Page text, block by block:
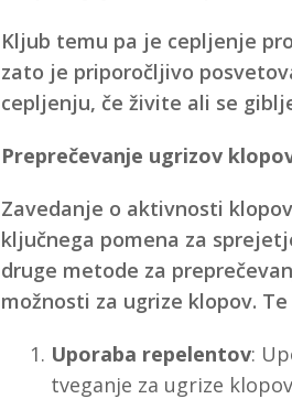
Kljub temu pa je cepljenje
zato je priporočljivo
cepljenju, če živite ali se
Preprečevanje ugrizov
Zavedanje o aktivnosti
ključnega pomena za
druge metode za
možnosti za ugrize klopov.
Uporaba repelentov:
tveganje za ugrize